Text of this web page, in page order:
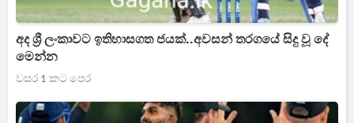
අද ශ්‍රී ලංකාවට ඉතිහාසගත ජයක්..අවසන් තරගයේ සිදු වූ දේ
මෙන්න
වසර 1 කට පෙර